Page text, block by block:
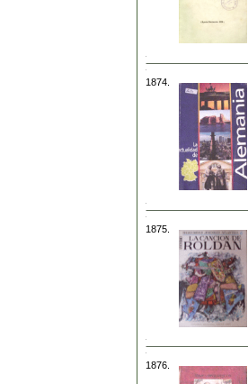
1874.
1875.
1876.